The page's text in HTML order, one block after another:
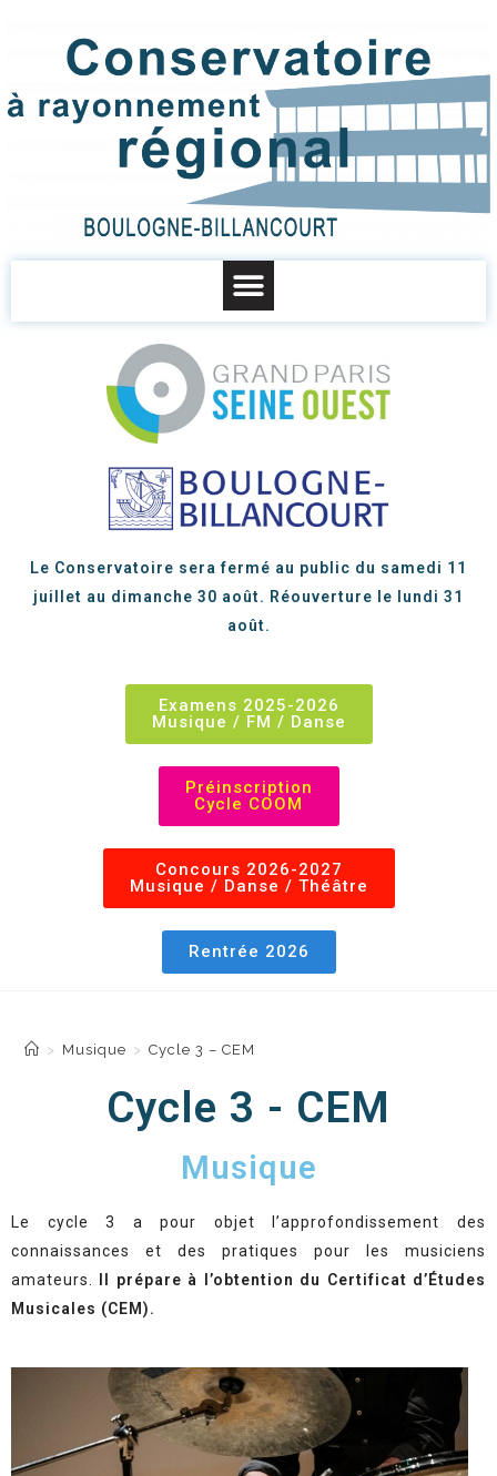
Le Conservatoire sera fermé au public du samedi 11
juillet au dimanche 30 août. Réouverture le lundi 31
août.
Examens 2025-2026
Musique / FM / Danse
Préinscription
Cycle COOM
Concours 2026-2027
Musique / Danse / Théâtre
Rentrée 2026
> Musique > Cycle 3 – CEM
Cycle 3 - CEM
Musique
Le cycle 3 a pour objet l’approfondissement des
connaissances et des pratiques pour les musiciens
amateurs.
Il prépare à l’obtention du Certificat d’Études
Musicales (CEM).